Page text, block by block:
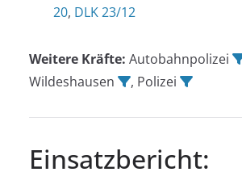
20, DLK 23/12
Weitere Kräfte: Autobahnpolizei
Wildeshausen
, Polizei
Einsatzbericht: